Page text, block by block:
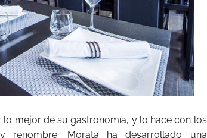
mejor de su gastronomía, y lo hace con los
renombre. Morata ha desarrollado una